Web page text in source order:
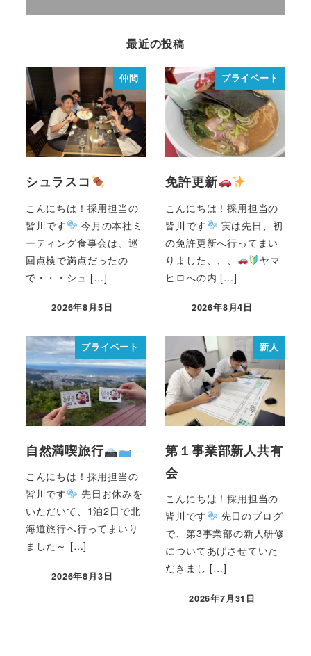
最近の投稿
仲間
シュラスコ
こんにちは！採用担当の
皆川です
今月の本社ミ
ーティング食事会は、巡
回点検で満点だったの
で・・・シュ […]
2026年8月5日
プライベート
免許更新
こんにちは！採用担当の
皆川です
実は先日、初
の免許更新へ行ってまい
りました、、、
ヤマ
ヒロへの内 […]
2026年8月4日
プライベート
自然満喫旅行
こんにちは！採用担当の
皆川です
先日お休みを
いただいて、1泊2日で北
海道旅行へ行ってまいり
ました～ […]
2026年8月3日
新人
第１事業部新人共有
会
こんにちは！採用担当の
皆川です
先日のブログ
で、第3事業部の新人研修
についてあげさせていた
だきまし […]
2026年7月31日